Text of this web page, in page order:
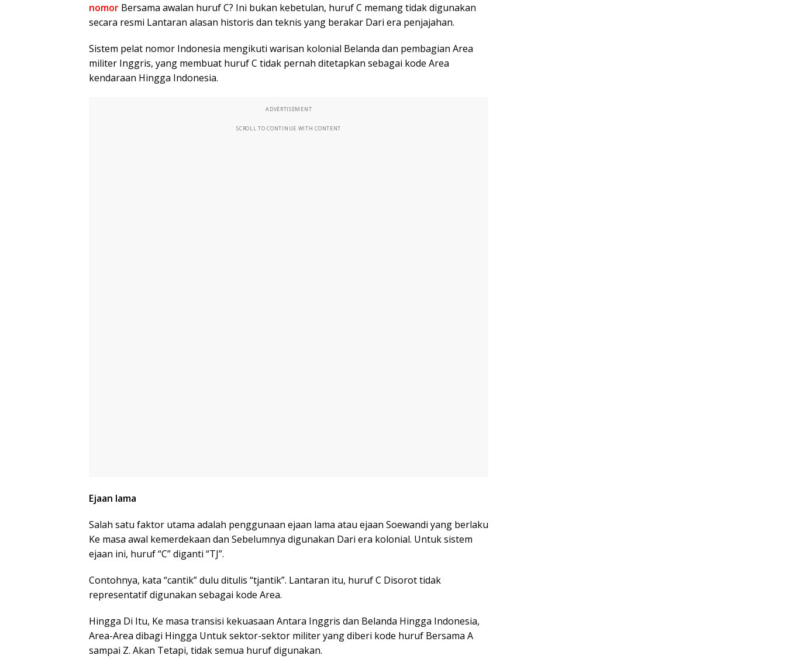
nomor Bersama awalan huruf C? Ini bukan kebetulan, huruf C memang tidak digunakan
secara resmi Lantaran alasan historis dan teknis yang berakar Dari era penjajahan.
Sistem pelat nomor Indonesia mengikuti warisan kolonial Belanda dan pembagian Area
militer Inggris, yang membuat huruf C tidak pernah ditetapkan sebagai kode Area
kendaraan Hingga Indonesia.
ADVERTISEMENT
SCROLL TO CONTINUE WITH CONTENT
Ejaan lama
Salah satu faktor utama adalah penggunaan ejaan lama atau ejaan Soewandi yang berlaku
Ke masa awal kemerdekaan dan Sebelumnya digunakan Dari era kolonial. Untuk sistem
ejaan ini, huruf “C” diganti “TJ”.
Contohnya, kata “cantik” dulu ditulis “tjantik”. Lantaran itu, huruf C Disorot tidak
representatif digunakan sebagai kode Area.
Hingga Di Itu, Ke masa transisi kekuasaan Antara Inggris dan Belanda Hingga Indonesia,
Area-Area dibagi Hingga Untuk sektor-sektor militer yang diberi kode huruf Bersama A
sampai Z. Akan Tetapi, tidak semua huruf digunakan.